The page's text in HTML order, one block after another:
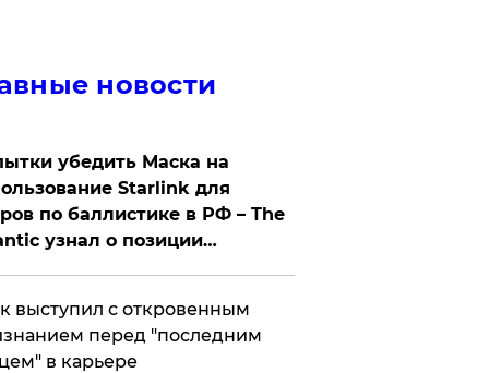
новости
убедить Маска на
Starlink для
по баллистике в РФ – The
узнал о позиции
выступил с откровенным
перед "последним
в карьере